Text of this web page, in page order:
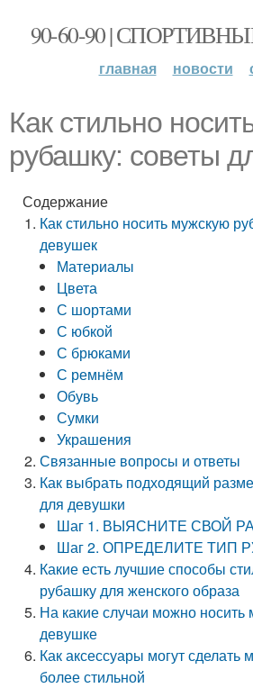
90-60-90 |
главная новости
Как стильно
рубашку: советы
Содержание
Как стильно носить мужскую
девушек
Материалы
Цвета
С шортами
С юбкой
С брюками
С ремнём
Обувь
Сумки
Украшения
Связанные вопросы и ответы
Как выбрать подходящий
для девушки
Шаг 1. ВЫЯСНИТЕ СВОЙ
Шаг 2. ОПРЕДЕЛИТЕ ТИП
Какие есть лучшие способы
рубашку для женского образа
На какие случаи можно
девушке
Как аксессуары могут сделать
более стильной